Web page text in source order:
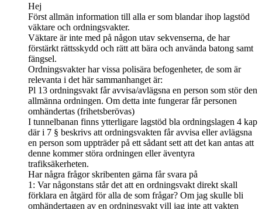
Hej
Först allmän information till alla er som blandar ihop lagstöd
väktare och ordningsvakter.
Väktare är inte med på någon utav sekvenserna, de har
förstärkt rättsskydd och rätt att bära och använda batong samt
fängsel.
Ordningsvakter har vissa polisära befogenheter, de som är
relevanta i det här sammanhanget är:
Pl 13 ordningsvakt får avvisa/avlägsna en person som stör den
allmänna ordningen. Om detta inte fungerar får personen
omhändertas (frihetsberövas)
I tunnelbanan finns ytterligare lagstöd bla ordningslagen 4 kap
där i 7 § beskrivs att ordningsvakten får avvisa eller avlägsna
en person som uppträder på ett sådant sett att det kan antas att
denne kommer störa ordningen eller äventyra
trafiksäkerheten.
Har några frågor skribenten gärna får svara på
1: Var någonstans står det att en ordningsvakt direkt skall
förklara en åtgärd för alla de som frågar? Om jag skulle bli
omhändertagen av en ordningsvakt vill jag inte att vakten